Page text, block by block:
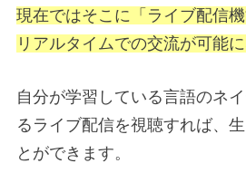
現在ではそこに「ライブ配信機
リアルタイムでの交流が可能
自分が学習している言語のネ
るライブ配信を視聴すれば、
とができます。